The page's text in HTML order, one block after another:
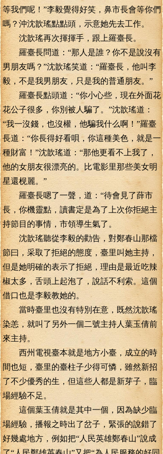
等我們呢！”李毅覺得好笑，鼻市長會等你們
嗎？沖沈歆瑤點點頭，示意她先去工作。
沈歆瑤再次揮揮手，跟上羅臺長。
羅臺長問道：“那人是誰？你不是說沒有
男朋友嗎？”沈歆瑤笑道：“羅臺長，他叫李
毅，不是我男朋友，只是我的普通朋友。”
羅臺長點頭道：“你小心些，現在外面花
花公子很多，你別被人騙了。”沈歆瑤道：
“我一沒錢，也沒權，他騙我什么啊！”羅臺
長道：“你長得好看唄，你這種美色，就是一
種財富！”沈歆瑤道：“那他更看不上我了，
他的女朋友很漂亮的。比電影里那些美女明
星還枧麗。”
羅臺長嗯了一聲，道：“待會見了薛市
長，你機靈點，讀書定是為了上次你拒絕主
持節目的事情，市領導生氣了。
沈歆瑤聽從李毅的勸告，對鄭春山那檔
節曰，采取了拒絕的態度，臺里叫她主持，
但是她明確的表示了拒絕，理由是最近吃辣
椒太多，舌頭上起泡了，說話不利索。這個
借口也是李毅教她的。
當時臺里也沒有特別在意，既然沈歆瑤
染恙，就叫了另外一個二號主持人葉玉倩前
來主持。
西州電視臺本就是地方小臺，成立的時
間也短，臺里的臺柱子少得可憐，雖然新招
了不少優秀的生，但這些人都是新芽子，臨
場經驗不足。
這個葉玉倩就是其中一個，因為缺少臨
場經驗，播報之時出了岔子，緊張的說錯了
好幾處地方，例如把“人民英雄鄭春山”說成